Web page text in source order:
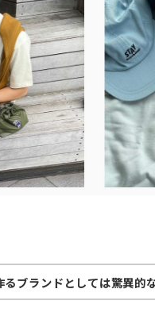
ブランドとしては驚異的